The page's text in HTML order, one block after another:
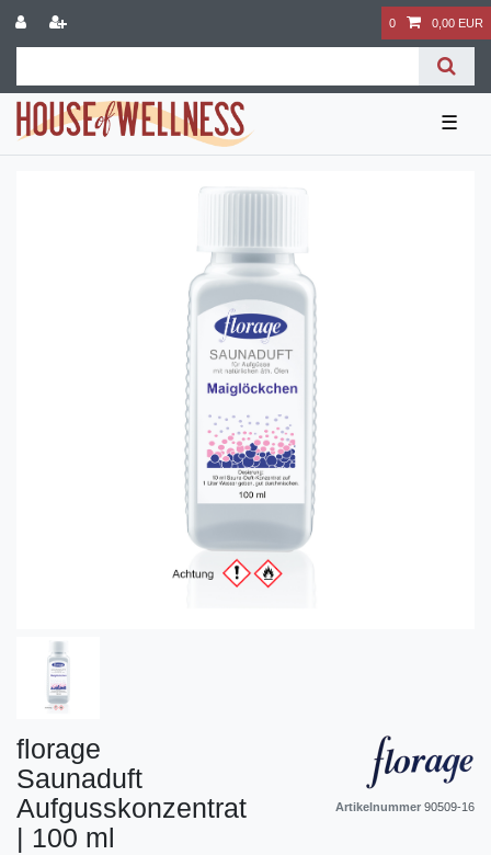
0 0,00 EUR
☰
florage
Saunaduft
Aufgusskonzentrat
| 100 ml
Artikelnummer 90509-16